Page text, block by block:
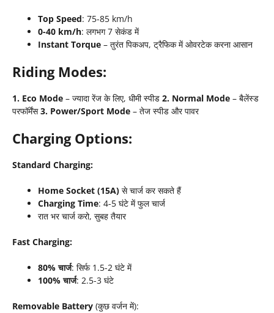
Top Speed: 75-85 km/h
0-40 km/h: लगभग 7 सेकंड में
Instant Torque – तुरंत पिकअप, ट्रैफिक में ओवरटेक करना आसान
Riding Modes:
1. Eco Mode – ज्यादा रेंज के लिए, धीमी स्पीड 2. Normal Mode – बैलेंस्ड
परफॉर्मेंस3. Power/Sport Mode – तेज स्पीड और पावर
Charging Options:
Standard Charging:
Home Socket (15A) से चार्ज कर सकते हैं
Charging Time: 4-5 घंटे में फुल चार्ज
रात भर चार्ज करो, सुबह तैयार
Fast Charging:
80% चार्ज: सिर्फ 1.5-2 घंटे में
100% चार्ज: 2.5-3 घंटे
Removable Battery (कुछ वर्जन में):